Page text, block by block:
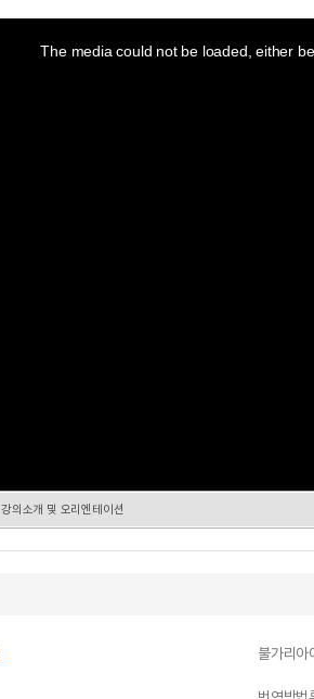
The media could not be loaded, either
강의소개 및 오리엔테이션
불가리아